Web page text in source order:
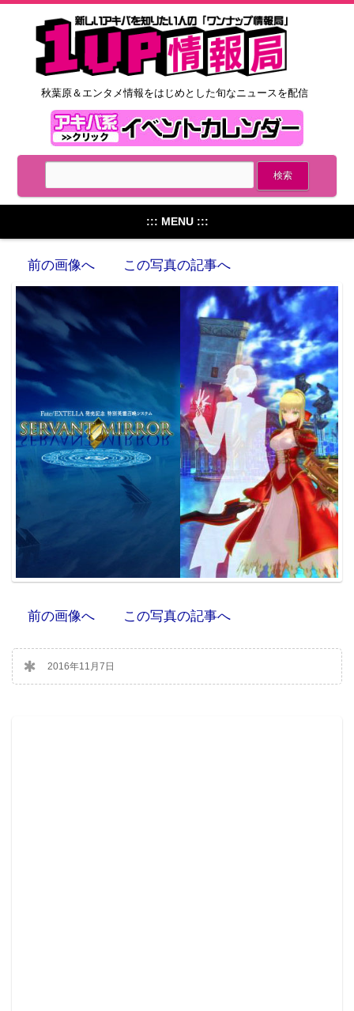
秋葉原＆エンタメ情報をはじめとした旬なニュースを配信
::: MENU :::
前の画像へ この写真の記事へ
前の画像へ この写真の記事へ
2016年11月7日